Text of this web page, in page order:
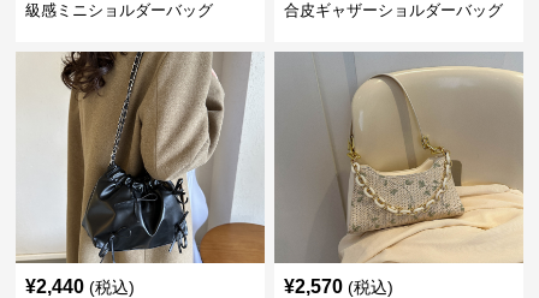
級感ミニショルダーバッグ
合皮ギャザーショルダーバッグ
¥2,440 (税込) ¥2,570 (税込)